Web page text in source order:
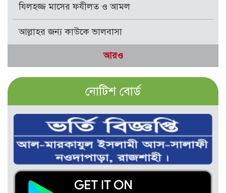
যিলহজ্জ মাসের ফযীলত ও আমল
আল্লাহর জন্য কাউকে ভালবাসা
আরও
নোটিশ বোর্ড